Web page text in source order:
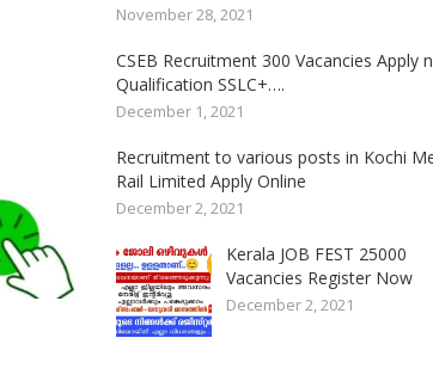
November 28, 2021
CSEB Recruitment 300 Vacancies Apply
Qualification SSLC+….
December 1, 2021
Recruitment to various posts in Kochi
Rail Limited Apply Online
December 2, 2021
Kerala JOB FEST 25000
Vacancies Register Now
December 2, 2021